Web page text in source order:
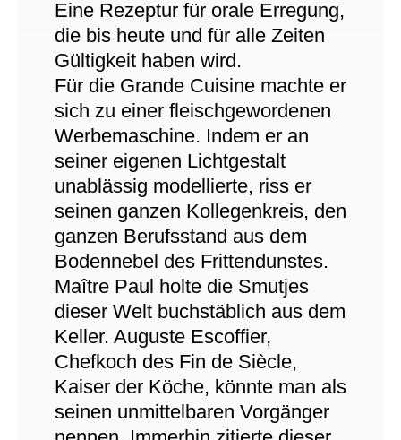
Eine Rezeptur für orale Erregung,
die bis heute und für alle Zeiten
Gültigkeit haben wird.
Für die Grande Cuisine machte er
sich zu einer fleischgewordenen
Werbemaschine. Indem er an
seiner eigenen Lichtgestalt
unablässig modellierte, riss er
seinen ganzen Kollegenkreis, den
ganzen Berufsstand aus dem
Bodennebel des Frittendunstes.
Maître Paul holte die Smutjes
dieser Welt buchstäblich aus dem
Keller. Auguste Escoffier,
Chefkoch des Fin de Siècle,
Kaiser der Köche, könnte man als
seinen unmittelbaren Vorgänger